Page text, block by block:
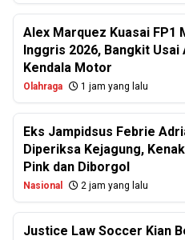
Alex Marquez Kuasai FP1
Inggris 2026, Bangkit Usai
Kendala Motor
Olahraga 1 jam yang lalu
Eks Jampidsus Febrie
Diperiksa Kejagung,
Pink dan Diborgol
Nasional 2 jam yang lalu
Justice Law Soccer Kian